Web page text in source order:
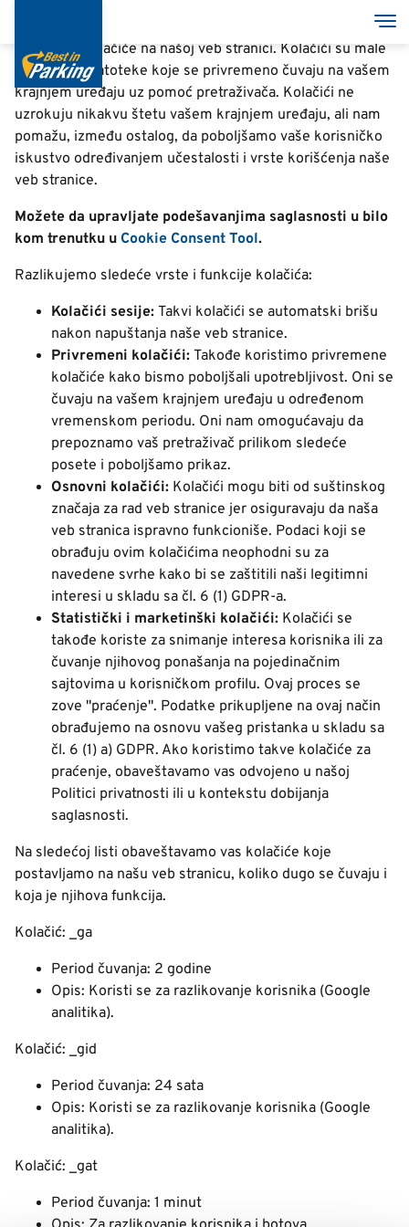
main
content
Koristimo kolačiće na našoj veb stranici. Kolačići su male
tekstualne datoteke koje se privremeno čuvaju na vašem
krajnjem uređaju uz pomoć pretraživača. Kolačići ne
uzrokuju nikakvu štetu vašem krajnjem uređaju, ali nam
pomažu, između ostalog, da poboljšamo vaše korisničko
iskustvo određivanjem učestalosti i vrste korišćenja naše
veb stranice.
Možete da upravljate podešavanjima saglasnosti u bilo
kom trenutku u Cookie Consent Tool.
Razlikujemo sledeće vrste i funkcije kolačića:
Kolačići sesije: Takvi kolačići se automatski brišu
nakon napuštanja naše veb stranice.
Privremeni kolačići: Takođe koristimo privremene
kolačiće kako bismo poboljšali upotrebljivost. Oni se
čuvaju na vašem krajnjem uređaju u određenom
vremenskom periodu. Oni nam omogućavaju da
prepoznamo vaš pretraživač prilikom sledeće
posete i poboljšamo prikaz.
Osnovni kolačići: Kolačići mogu biti od suštinskog
značaja za rad veb stranice jer osiguravaju da naša
veb stranica ispravno funkcioniše. Podaci koji se
obrađuju ovim kolačićima neophodni su za
navedene svrhe kako bi se zaštitili naši legitimni
interesi u skladu sa čl. 6 (1) GDPR-a.
Statistički i marketinški kolačići: Kolačići se
takođe koriste za snimanje interesa korisnika ili za
čuvanje njihovog ponašanja na pojedinačnim
sajtovima u korisničkom profilu. Ovaj proces se
zove "praćenje". Podatke prikupljene na ovaj način
obrađujemo na osnovu vašeg pristanka u skladu sa
čl. 6 (1) a) GDPR. Ako koristimo takve kolačiće za
praćenje, obaveštavamo vas odvojeno u našoj
Politici privatnosti ili u kontekstu dobijanja
saglasnosti.
Na sledećoj listi obaveštavamo vas kolačiće koje
postavljamo na našu veb stranicu, koliko dugo se čuvaju i
koja je njihova funkcija.
Kolačić: _ga
Period čuvanja: 2 godine
Opis: Koristi se za razlikovanje korisnika (Google
analitika).
Kolačić: _gid
Period čuvanja: 24 sata
Opis: Koristi se za razlikovanje korisnika (Google
analitika).
Kolačić: _gat
Period čuvanja: 1 minut